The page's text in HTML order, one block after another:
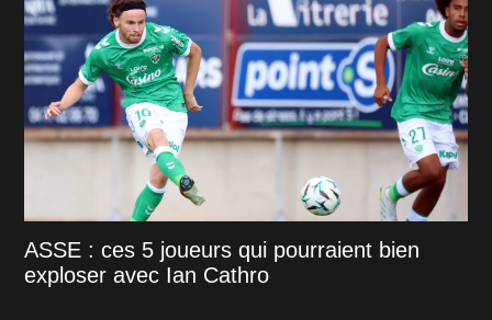
ASSE : ces 5 joueurs qui pourraient bien
exploser avec Ian Cathro